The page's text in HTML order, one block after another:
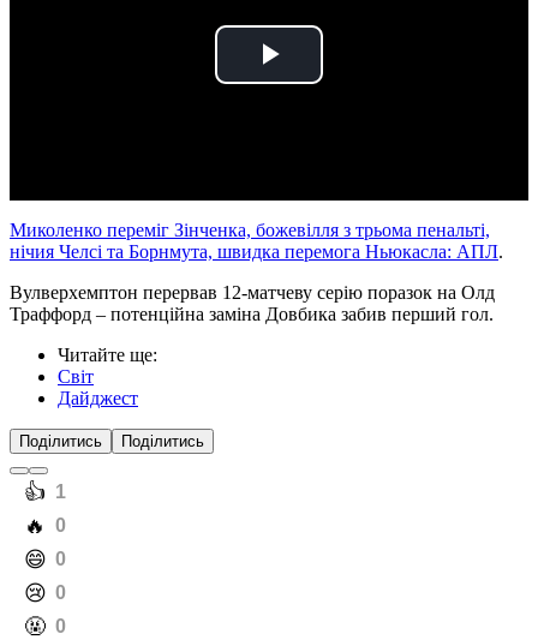
Play
Миколенко переміг Зінченка, божевілля з трьома пенальті,
нічия Челсі та Борнмута, швидка перемога Ньюкасла: АПЛ.
Вулверхемптон перервав 12-матчеву серію поразок на Олд
Траффорд – потенційна заміна Довбика забив перший гол.
Читайте ще:
Світ
Дайджест
Поділитись Поділитись
️👍 1
️🔥 0
️😄 0
️😢 0
️🤬 0